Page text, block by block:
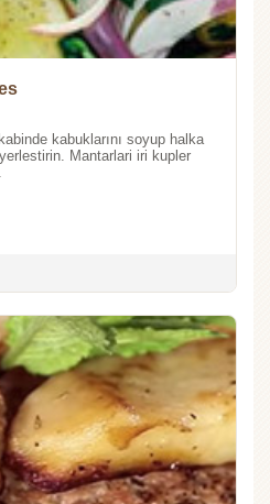
kabuklarını soyup halka
Mantarlari iri kupler